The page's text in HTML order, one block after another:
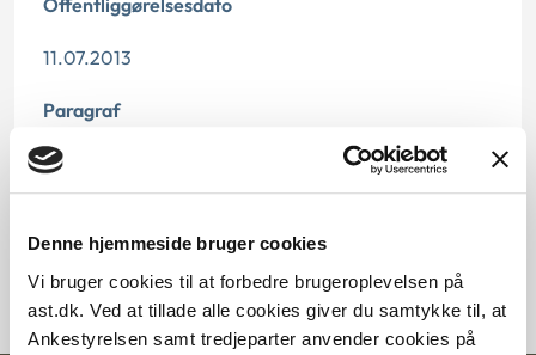
Denne hjemmeside bruger cookies
Vi bruger cookies til at forbedre brugeroplevelsen på
ast.dk. Ved at tillade alle cookies giver du samtykke til, at
Ankestyrelsen samt tredjeparter anvender cookies på
Offentliggørelsesdato
11.07.2013
Paragraf
§ 66 § 3 § 9a § 9